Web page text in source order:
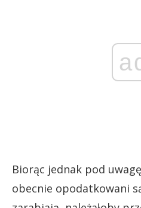
Biorąc jednak pod
obecnie opodatkowani